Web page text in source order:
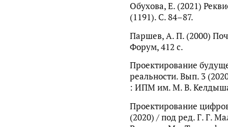
Обухова, Е. (2021)
(1191). С. 84–87.
Паршев, А. П. (2000)
Форум, 412 с.
Проектирование
реальности. Вып. 3
: ИПМ им. М. В.
Проектирование
(2020) / под ред. Г. Г.